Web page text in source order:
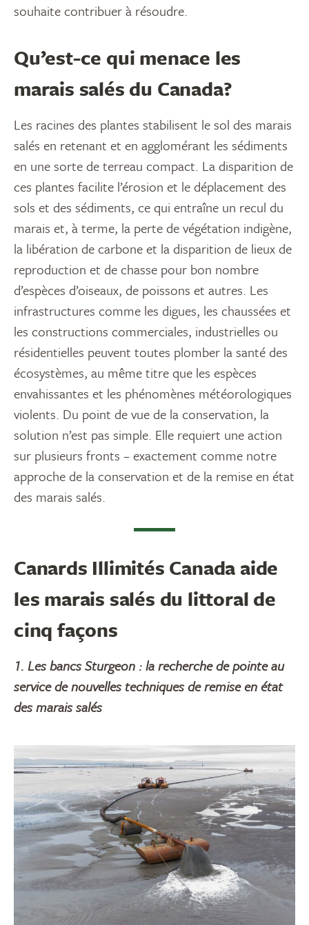
souhaite contribuer à résoudre.
Qu’est-ce qui menace les
marais salés du Canada?
Les racines des plantes stabilisent le sol des marais
salés en retenant et en agglomérant les sédiments
en une sorte de terreau compact. La disparition de
ces plantes facilite l’érosion et le déplacement des
sols et des sédiments, ce qui entraîne un recul du
marais et, à terme, la perte de végétation indigène,
la libération de carbone et la disparition de lieux de
reproduction et de chasse pour bon nombre
d’espèces d’oiseaux, de poissons et autres. Les
infrastructures comme les digues, les chaussées et
les constructions commerciales, industrielles ou
résidentielles peuvent toutes plomber la santé des
écosystèmes, au même titre que les espèces
envahissantes et les phénomènes météorologiques
violents. Du point de vue de la conservation, la
solution n’est pas simple. Elle requiert une action
sur plusieurs fronts – exactement comme notre
approche de la conservation et de la remise en état
des marais salés.
Canards Illimités Canada aide
les marais salés du littoral de
cinq façons
1. Les bancs Sturgeon : la recherche de pointe au
service de nouvelles techniques de remise en état
des marais salés